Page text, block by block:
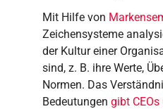
Mit Hilfe von
Zeichensysteme
der Kultur einer
sind, z. B. ihre Werte,
Normen. Das
Bedeutungen gibt CEOs